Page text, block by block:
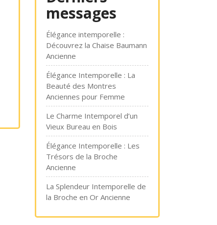
messages
Élégance intemporelle :
Découvrez la Chaise Baumann
Ancienne
Élégance Intemporelle : La
Beauté des Montres
Anciennes pour Femme
Le Charme Intemporel d’un
Vieux Bureau en Bois
Élégance Intemporelle : Les
Trésors de la Broche
Ancienne
La Splendeur Intemporelle de
la Broche en Or Ancienne